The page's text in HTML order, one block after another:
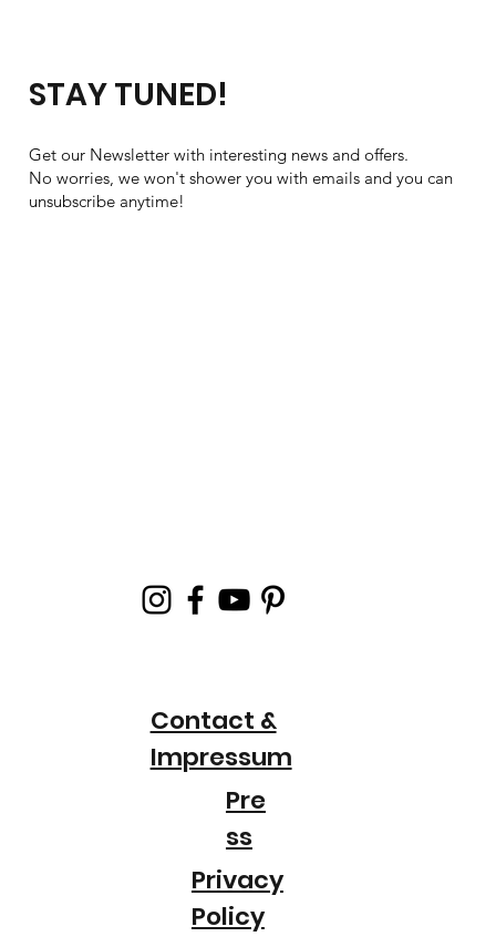
Contact &
Impressum
Pre
ss
Privacy
Policy
STAY TUNED!
Get our Newsletter with interesting news and offers.
No worries, we won't shower you with emails and you can
unsubscribe anytime!